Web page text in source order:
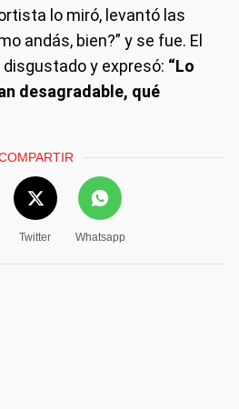
lo miró, levantó las
andás, bien?” y se fue. El
y expresó: “Lo
desagradable, qué
Twitter Whatsapp